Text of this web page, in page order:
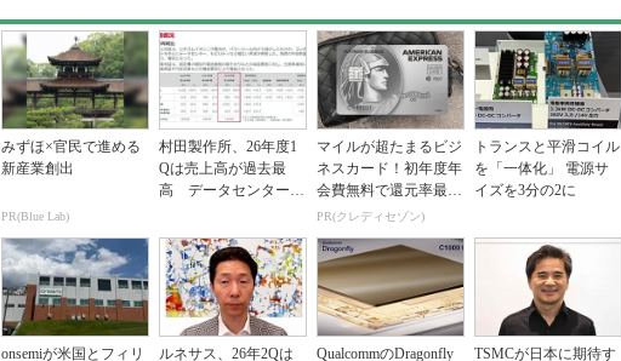
みずほ×官民で進める
新産業創出
PR(Blue Lab)
村田製作所、26年度1
Qは売上高が過去最
高 データセンター関
マイルが超たまるビジ
ネスカード！初年度年
会費無料で還元率最大
1.125%
PR(クレディセゾン)
トランスと平滑コイル
を「一体化」 電源サ
イズを3分の2に
onsemiが米国とフィリ
ルネサス、26年2Qは
QualcommのDragonfly
TSMCが日本に期待す